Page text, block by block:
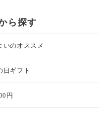
ら探す
のオススメ
日ギフト
円